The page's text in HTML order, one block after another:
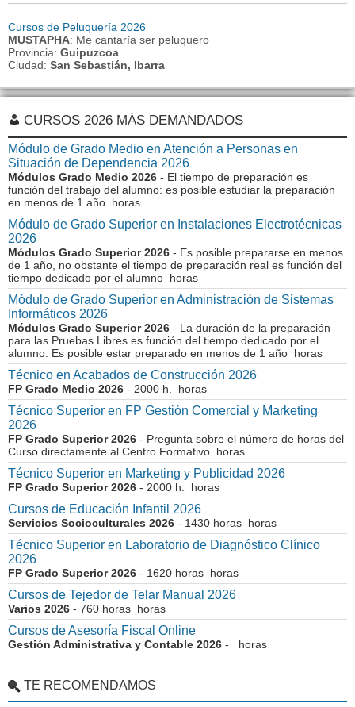
Cursos de Peluquería 2026
MUSTAPHA: Me cantaría ser peluquero
Provincia: Guipuzcoa
Ciudad: San Sebastián, Ibarra
CURSOS 2026 MÁS DEMANDADOS
Módulo de Grado Medio en Atención a Personas en
Situación de Dependencia 2026
Módulos Grado Medio 2026 - El tiempo de preparación es
función del trabajo del alumno: es posible estudiar la preparación
en menos de 1 año horas
Módulo de Grado Superior en Instalaciones Electrotécnicas
2026
Módulos Grado Superior 2026 - Es posible prepararse en menos
de 1 año, no obstante el tiempo de preparación real es función del
tiempo dedicado por el alumno horas
Módulo de Grado Superior en Administración de Sistemas
Informáticos 2026
Módulos Grado Superior 2026 - La duración de la preparación
para las Pruebas Libres es función del tiempo dedicado por el
alumno. Es posible estar preparado en menos de 1 año horas
Técnico en Acabados de Construcción 2026
FP Grado Medio 2026 - 2000 h. horas
Técnico Superior en FP Gestión Comercial y Marketing
2026
FP Grado Superior 2026 - Pregunta sobre el número de horas del
Curso directamente al Centro Formativo horas
Técnico Superior en Marketing y Publicidad 2026
FP Grado Superior 2026 - 2000 h. horas
Cursos de Educación Infantil 2026
Servicios Socioculturales 2026 - 1430 horas horas
Técnico Superior en Laboratorio de Diagnóstico Clínico
2026
FP Grado Superior 2026 - 1620 horas horas
Cursos de Tejedor de Telar Manual 2026
Varios 2026 - 760 horas horas
Cursos de Asesoría Fiscal Online
Gestión Administrativa y Contable 2026 - horas
TE RECOMENDAMOS